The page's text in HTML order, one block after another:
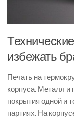
избежать
Печать на
корпуса. Металл и
покрытия одной и
партиях. На